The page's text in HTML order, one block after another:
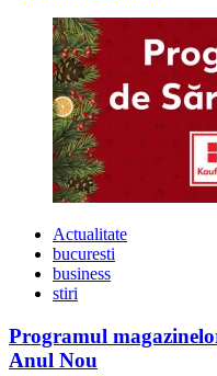
Actualitate
bucuresti
business
stiri
Programul
Anul Nou